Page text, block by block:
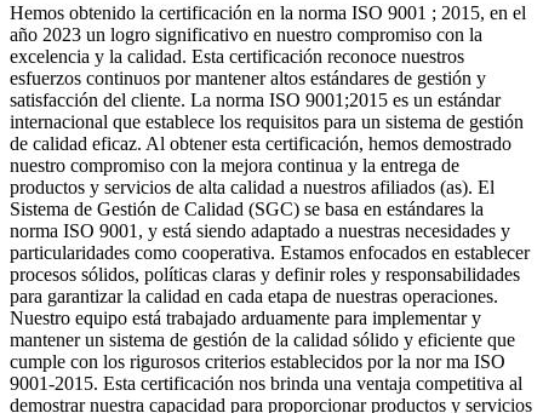
Hemos obtenido la certificación en la norma ISO 9001 ; 2015, en el
año 2023 un logro significativo en nuestro compromiso con la
excelencia y la calidad. Esta certificación reconoce nuestros
esfuerzos continuos por mantener altos estándares de gestión y
satisfacción del cliente. La norma ISO 9001;2015 es un estándar
internacional que establece los requisitos para un sistema de gestión
de calidad eficaz. Al obtener esta certificación, hemos demostrado
nuestro compromiso con la mejora continua y la entrega de
productos y servicios de alta calidad a nuestros afiliados (as). El
Sistema de Gestión de Calidad (SGC) se basa en estándares la
norma ISO 9001, y está siendo adaptado a nuestras necesidades y
particularidades como cooperativa. Estamos enfocados en establecer
procesos sólidos, políticas claras y definir roles y responsabilidades
para garantizar la calidad en cada etapa de nuestras operaciones.
Nuestro equipo está trabajado arduamente para implementar y
mantener un sistema de gestión de la calidad sólido y eficiente que
cumple con los rigurosos criterios establecidos por la nor ma ISO
9001-2015. Esta certificación nos brinda una ventaja competitiva al
demostrar nuestra capacidad para proporcionar productos y servicios